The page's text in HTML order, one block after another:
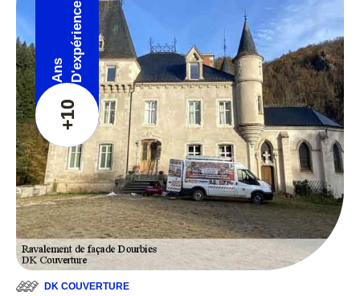
+10
Ans D'expérience
DK COUVERTURE